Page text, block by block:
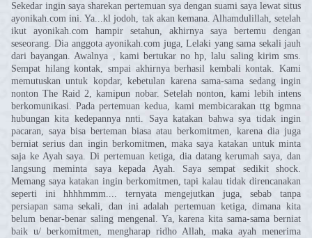
Sekedar ingin saya sharekan pertemuan sya dengan suami saya lewat situs
ayonikah.com ini. Ya...kl jodoh, tak akan kemana. Alhamdulillah, setelah
ikut ayonikah.com hampir setahun, akhirnya saya bertemu dengan
seseorang. Dia anggota ayonikah.com juga, Lelaki yang sama sekali jauh
dari bayangan. Awalnya , kami bertukar no hp, lalu saling kirim sms.
Sempat hilang kontak, smpai akhirnya berhasil kembali kontak. Kami
memutuskan untuk kopdar, kebetulan karena sama-sama sedang ingin
nonton The Raid 2, kamipun nobar. Setelah nonton, kami lebih intens
berkomunikasi. Pada pertemuan kedua, kami membicarakan ttg bgmna
hubungan kita kedepannya nnti. Saya katakan bahwa sya tidak ingin
pacaran, saya bisa berteman biasa atau berkomitmen, karena dia juga
berniat serius dan ingin berkomitmen, maka saya katakan untuk minta
saja ke Ayah saya. Di pertemuan ketiga, dia datang kerumah saya, dan
langsung meminta saya kepada Ayah. Saya sempat sedikit shock.
Memang saya katakan ingin berkomitmen, tapi kalau tidak direncanakan
seperti ini hhhhmmm.... ternyata mengejutkan juga, sebab tanpa
persiapan sama sekali, dan ini adalah pertemuan ketiga, dimana kita
belum benar-benar saling mengenal. Ya, karena kita sama-sama berniat
baik u/ berkomitmen, mengharap ridho Allah, maka ayah menerima